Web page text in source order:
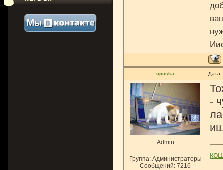
upuska
Admin
Группа: Администраторы
Сообщений: 7216
-